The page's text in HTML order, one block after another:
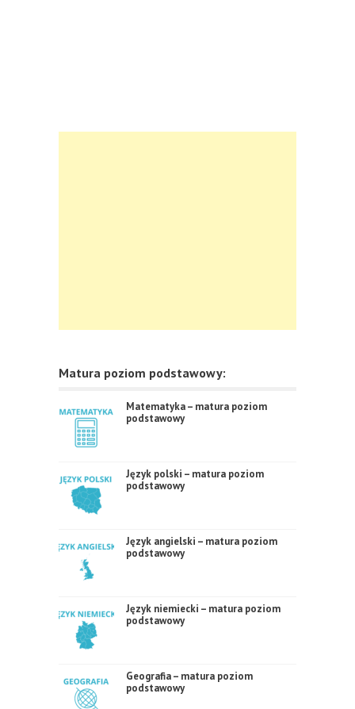
Matura poziom podstawowy:
Matematyka – matura poziom
podstawowy
Język polski – matura poziom
podstawowy
Język angielski – matura poziom
podstawowy
Język niemiecki – matura poziom
podstawowy
Geografia – matura poziom
podstawowy